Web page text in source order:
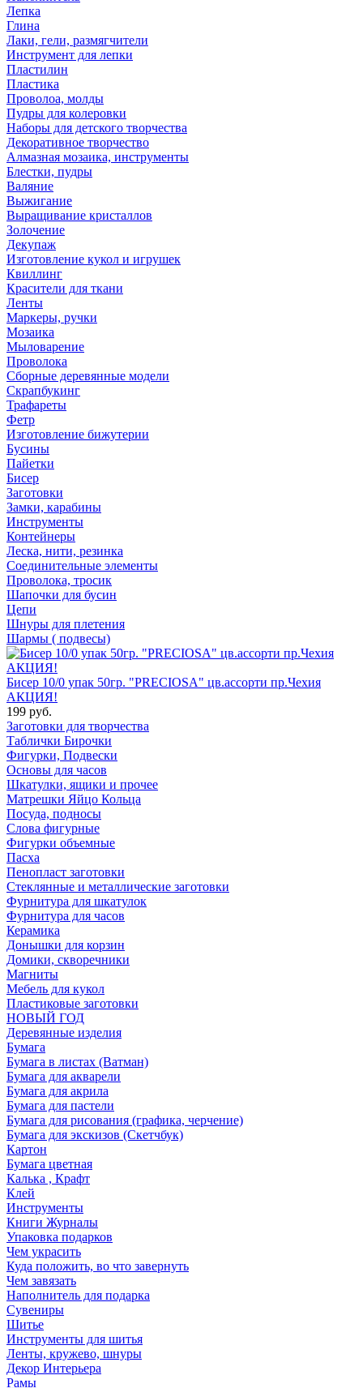
Лепка
Глина
Лаки, гели, размягчители
Инструмент для лепки
Пластилин
Пластика
Проволоа, молды
Пудры для колеровки
Наборы для детского творчества
Декоративное творчество
Алмазная мозаика, инструменты
Блестки, пудры
Валяние
Выжигание
Выращивание кристаллов
Золочение
Декупаж
Изготовление кукол и игрушек
Квиллинг
Красители для ткани
Ленты
Маркеры, ручки
Мозаика
Мыловарение
Проволока
Сборные деревянные модели
Скрапбукинг
Трафареты
Фетр
Изготовление бижутерии
Бусины
Пайетки
Бисер
Заготовки
Замки, карабины
Инструменты
Контейнеры
Леска, нити, резинка
Соединительные элементы
Проволока, тросик
Шапочки для бусин
Цепи
Шнуры для плетения
Шармы ( подвесы)
Бисер 10/0 упак 50гр. "PRECIOSA" цв.ассорти пр.Чехия
АКЦИЯ!
199 руб.
Заготовки для творчества
Таблички Бирочки
Фигурки, Подвески
Основы для часов
Шкатулки, ящики и прочее
Матрешки Яйцо Кольца
Посуда, подносы
Слова фигурные
Фигурки объемные
Пасха
Пенопласт заготовки
Стеклянные и металлические заготовки
Фурнитура для шкатулок
Фурнитура для часов
Керамика
Донышки для корзин
Домики, скворечники
Магниты
Мебель для кукол
Пластиковые заготовки
НОВЫЙ ГОД
Деревянные изделия
Бумага
Бумага в листах (Ватман)
Бумага для акварели
Бумага для акрила
Бумага для пастели
Бумага для рисования (графика, черчение)
Бумага для экскизов (Скетчбук)
Картон
Бумага цветная
Калька , Крафт
Клей
Инструменты
Книги Журналы
Упаковка подарков
Чем украсить
Куда положить, во что завернуть
Чем завязать
Наполнитель для подарка
Сувениры
Шитье
Инструменты для шитья
Ленты, кружево, шнуры
Декор Интерьера
Рамы